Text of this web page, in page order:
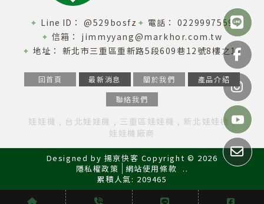
@529bosfz
0229997559
jimmyyang@markhor.com.tw
新北市三重區重新路5段609巷12號8樓之11
回首頁 最新消息 關於我們
產品介紹
聯絡我們
娃娃機 台北娃娃機 三重區娃娃機
新北娃娃機
娃娃機廠商
Designed by 揚京快客 Copyright © 2026
隱私權政策
網站使用條款
..
累積人氣: 209465